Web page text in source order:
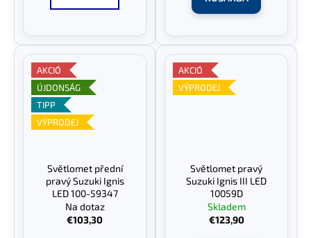
AKCIÓ
ÚJDONSÁG
TIPP
VÝPRODEJ
Světlomet přední
pravý Suzuki Ignis
LED 100-59347
Na dotaz
€103,30
AKCIÓ
VÝPRODEJ
Světlomet pravý
Suzuki Ignis III LED
10059D
Skladem
€123,90